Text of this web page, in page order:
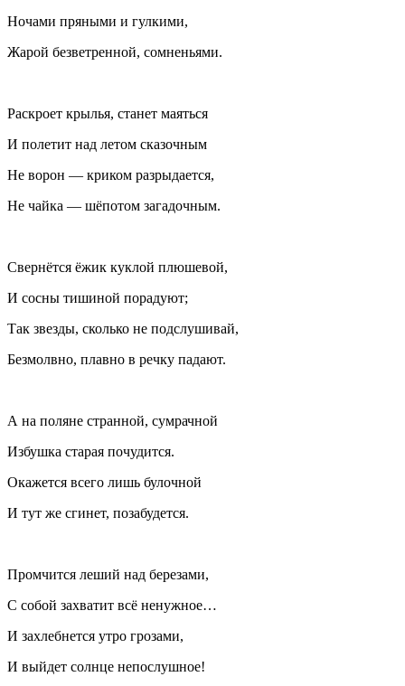
Ночами пряными и гулкими,
Жарой безветренной, сомненьями.
Раскроет крылья, станет маяться
И полетит над летом сказочным
Не ворон — криком разрыдается,
Не чайка — шёпотом загадочным.
Свернётся ёжик куклой плюшевой,
И сосны тишиной порадуют;
Так звезды, сколько не подслушивай,
Безмолвно, плавно в речку падают.
А на поляне странной, сумрачной
Избушка старая почудится.
Окажется всего лишь булочной
И тут же сгинет, позабудется.
Промчится леший над березами,
С собой захватит всё ненужное…
И захлебнется утро грозами,
И выйдет солнце непослушное!